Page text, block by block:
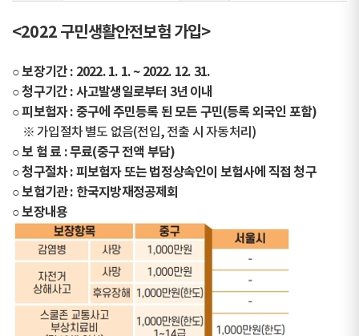
<2022 구민생활안전보험 가입>
○ 보장기간 : 2022. 1. 1. ~ 2022. 12. 31.
○ 청구기간 : 사고발생일로부터 3년 이내
○ 피보험자 : 중구에 주민등록 된 모든 구민(등록 외국인 포함)
※ 가입절차 별도 없음(전입, 전출 시 자동처리)
○ 보 험 료 : 무료(중구 전액 부담)
○ 청구절차 : 피보험자 또는 법정상속인이 보험사에 직접 청구
○ 보험기관 : 한국지방재정공제회
○ 보장내용